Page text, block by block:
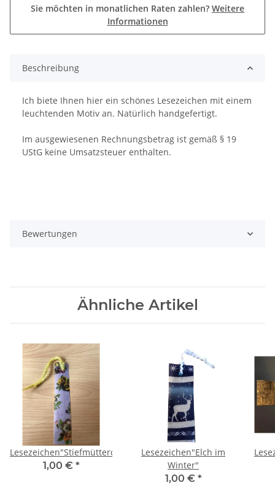
Sie möchten in monatlichen Raten zahlen? Weitere
Informationen
Beschreibung
Ich biete Ihnen hier ein schönes Lesezeichen mit einem
leuchtenden Motiv an. Natürlich handgefertigt.
Im ausgewiesenen Rechnungsbetrag ist gemäß § 19
UStG keine Umsatzsteuer enthalten.
Bewertungen
Ähnliche Artikel
Lesezeichen"Stiefmütterchen"
1,00 € *
Lesezeichen"Elch im
Winter"
1,00 € *